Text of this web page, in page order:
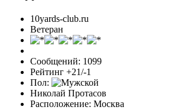
10yards-club.ru
Ветеран
Сообщений: 1099
Рейтинг +21/-1
Пол:
Николай Протасов
Расположение: Москва